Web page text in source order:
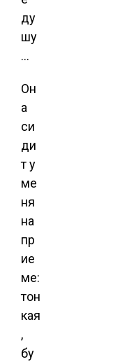
Он
а
си
ди
т у
ме
ня
на
пр
ие
ме:
тон
кая
,
бу